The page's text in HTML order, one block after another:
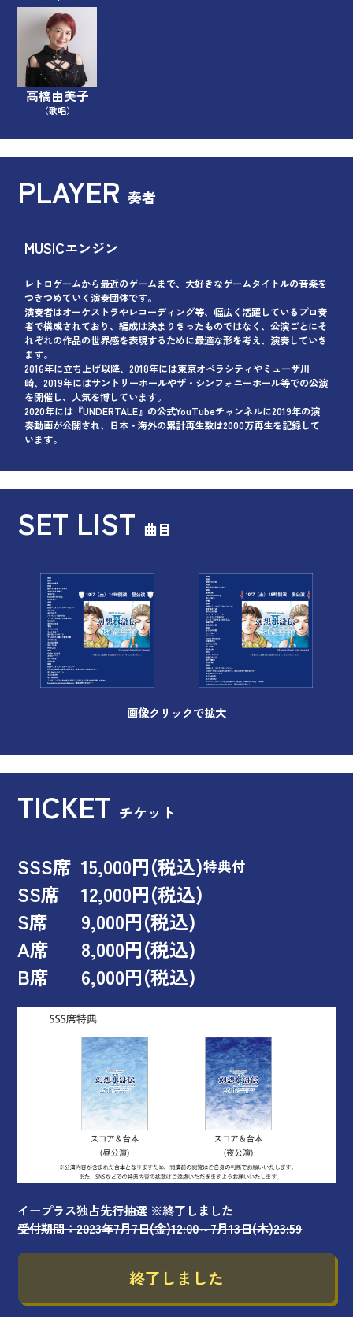
高橋由美子
（歌唱）
PLAYER奏者
MUSICエンジン
レトロゲームから最近のゲームまで、大好きなゲームタイトルの音楽を
つきつめていく演奏団体です。
演奏者はオーケストラやレコーディング等、幅広く活躍しているプロ奏
者で構成されており、編成は決まりきったものではなく、公演ごとにそ
れぞれの作品の世界感を表現するために最適な形を考え、演奏していき
ます。
2016年に立ち上げ以降、2018年には東京オペラシティやミューザ川
崎、2019年にはサントリーホールやザ・シンフォニーホール等での公演
を開催し、人気を博しています。
2020年には『UNDERTALE』の公式YouTubeチャンネルに2019年の演
奏動画が公開され、日本・海外の累計再生数は2000万再生を記録して
います。
SET LIST 曲目
画像クリックで拡大
TICKET チケット
SSS席 15,000円(税込)特典付
SS席
12,000円(税込)
S席
9,000円(税込)
A席
8,000円(税込)
B席
6,000円(税込)
イープラス独占先行抽選※終了しました
受付期間：2023年7月7日(金)12:00～7月13日(木)23:59
終了しました